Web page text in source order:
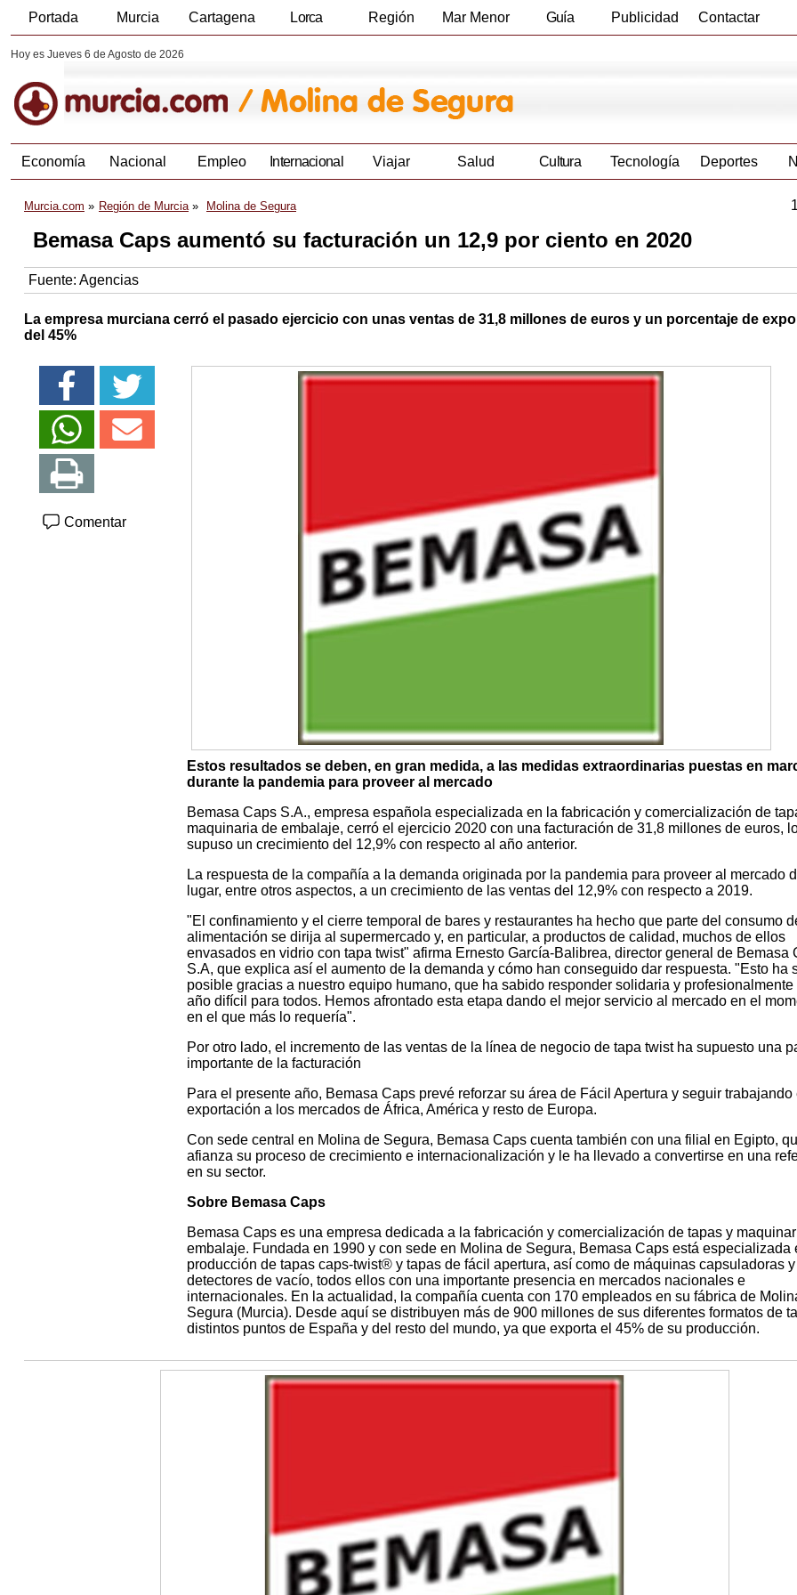
Portada Murcia Cartagena Lorca Región Mar Menor Guía Publicidad Contactar
Hoy es Jueves 6 de Agosto de 2026
Economía Nacional Empleo Internacional Viajar Salud Cultura Tecnología Deportes
Murcia.com Región de Murcia Molina de Segura
Bemasa Caps aumentó su facturación un 12,9 por ciento en 2020
Fuente: Agencias
La empresa murciana cerró el pasado ejercicio con unas ventas de 31,8 millones de euros y un porcentaje de
del 45%
Comentar
Estos resultados se deben, en gran medida, a las medidas extraordinarias puestas en
durante la pandemia para proveer al mercado
Bemasa Caps S.A., empresa española especializada en la fabricación y comercialización de
maquinaria de embalaje, cerró el ejercicio 2020 con una facturación de 31,8 millones de euros,
supuso un crecimiento del 12,9% con respecto al año anterior.
La respuesta de la compañía a la demanda originada por la pandemia para proveer al mercado
lugar, entre otros aspectos, a un crecimiento de las ventas del 12,9% con respecto a 2019.
"El confinamiento y el cierre temporal de bares y restaurantes ha hecho que parte del consumo
alimentación se dirija al supermercado y, en particular, a productos de calidad, muchos de ellos
envasados en vidrio con tapa twist" afirma Ernesto García-Balibrea, director general de Bemasa
S.A, que explica así el aumento de la demanda y cómo han conseguido dar respuesta. "Esto ha
posible gracias a nuestro equipo humano, que ha sabido responder solidaria y profesionalmente
año difícil para todos. Hemos afrontado esta etapa dando el mejor servicio al mercado en el
en el que más lo requería".
Por otro lado, el incremento de las ventas de la línea de negocio de tapa twist ha supuesto una
importante de la facturación
Para el presente año, Bemasa Caps prevé reforzar su área de Fácil Apertura y seguir trabajando
exportación a los mercados de África, América y resto de Europa.
Con sede central en Molina de Segura, Bemasa Caps cuenta también con una filial en Egipto,
afianza su proceso de crecimiento e internacionalización y le ha llevado a convertirse en una
en su sector.
Sobre Bemasa Caps
Bemasa Caps es una empresa dedicada a la fabricación y comercialización de tapas y
embalaje. Fundada en 1990 y con sede en Molina de Segura, Bemasa Caps está especializada
producción de tapas caps-twist® y tapas de fácil apertura, así como de máquinas capsuladoras y
detectores de vacío, todos ellos con una importante presencia en mercados nacionales e
internacionales. En la actualidad, la compañía cuenta con 170 empleados en su fábrica de
Segura (Murcia). Desde aquí se distribuyen más de 900 millones de sus diferentes formatos de
distintos puntos de España y del resto del mundo, ya que exporta el 45% de su producción.